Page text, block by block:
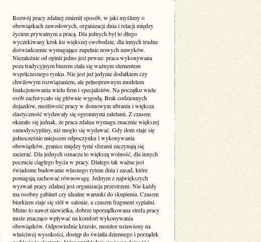
Rozwój pracy zdalnej zmienił sposób, w jaki myślimy o
obowiązkach zawodowych, organizacji dnia i relacji między
życiem prywatnym a pracą. Dla jednych był to długo
wyczekiwany krok ku większej swobodzie, dla innych trudne
doświadczenie wymagające zupełnie nowych nawyków.
Niezależnie od opinii jedno jest pewne: praca wykonywana
poza tradycyjnym biurem stała się ważnym elementem
współczesnego rynku. Nie jest już jedynie dodatkiem czy
chwilowym rozwiązaniem, ale pełnoprawnym modelem
funkcjonowania wielu firm i specjalistów. Na początku wiele
osób zachwycało się głównie wygodą. Brak codziennych
dojazdów, możliwość pracy w domowym ubraniu i większa
elastyczność wydawały się ogromnymi zaletami. Z czasem
okazało się jednak, że praca zdalna wymaga znacznie większej
samodyscypliny, niż mogło się wydawać. Gdy dom staje się
jednocześnie miejscem odpoczynku i wykonywania
obowiązków, granice między tymi sferami zaczynają się
zacierać. Dla jednych oznacza to większą wolność, dla innych
poczucie ciągłego bycia w pracy. Dlatego tak ważne jest
świadome budowanie własnego rytmu dnia i zasad, które
pomagają zachować równowagę. Jednym z największych
wyzwań pracy zdalnej jest organizacja przestrzeni. Nie każdy
ma osobny gabinet czy idealne warunki do skupienia. Czasem
biurkiem staje się stół w salonie, a czasem fragment sypialni.
Mimo to nawet niewielka, dobrze uporządkowana strefa pracy
może znacząco wpływać na komfort wykonywania
obowiązków. Odpowiednie krzesło, monitor ustawiony na
właściwej wysokości, dostęp do światła dziennego i porządek